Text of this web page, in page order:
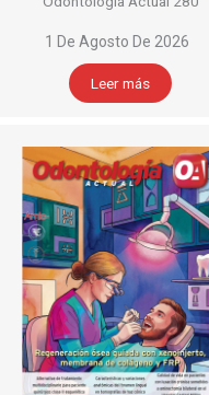
1 De Agosto De 2026
Leer más